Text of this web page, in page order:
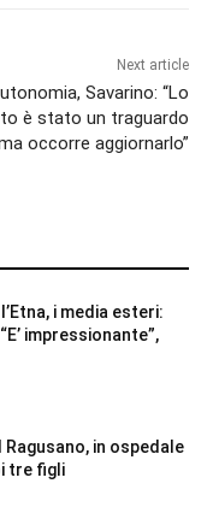
Next article
Savarino: “Lo
è stato un traguardo
occorre aggiornarlo”
i media esteri:
impressionante”,
in ospedale
tre figli